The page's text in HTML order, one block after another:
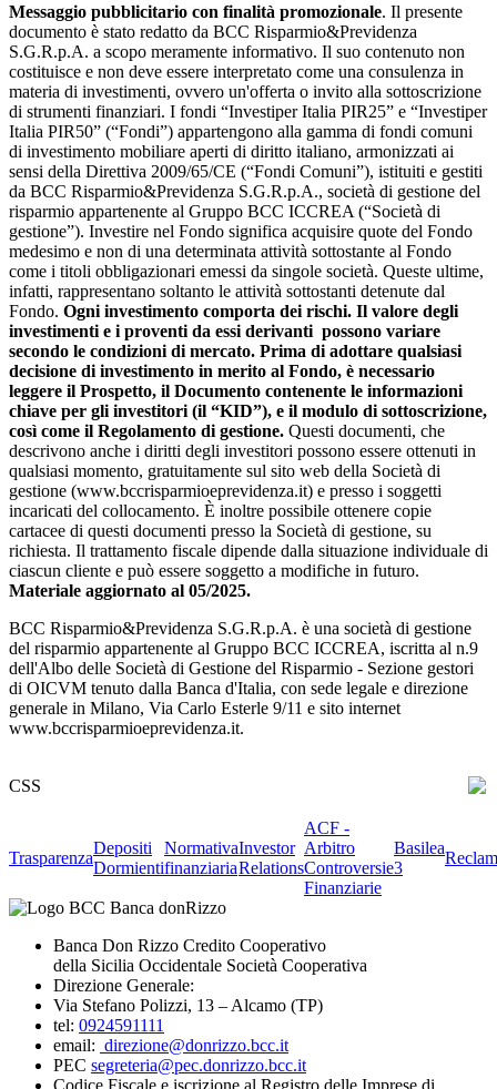
Messaggio pubblicitario con finalità promozionale. Il presente
documento è stato redatto da BCC Risparmio&Previdenza
S.G.R.p.A. a scopo meramente informativo. Il suo contenuto non
costituisce e non deve essere interpretato come una consulenza in
materia di investimenti, ovvero un'offerta o invito alla sottoscrizione
di strumenti finanziari. I fondi “Investiper Italia PIR25” e “Investiper
Italia PIR50” (“Fondi”) appartengono alla gamma di fondi comuni
di investimento mobiliare aperti di diritto italiano, armonizzati ai
sensi della Direttiva 2009/65/CE (“Fondi Comuni”), istituiti e gestiti
da BCC Risparmio&Previdenza S.G.R.p.A., società di gestione del
risparmio appartenente al Gruppo BCC ICCREA (“Società di
gestione”). Investire nel Fondo significa acquisire quote del Fondo
medesimo e non di una determinata attività sottostante al Fondo
come i titoli obbligazionari emessi da singole società. Queste ultime,
infatti, rappresentano soltanto le attività sottostanti detenute dal
Fondo. Ogni investimento comporta dei rischi. Il valore degli
investimenti e i proventi da essi derivanti possono variare
secondo le condizioni di mercato. Prima di adottare qualsiasi
decisione di investimento in merito al Fondo, è necessario
leggere il Prospetto, il Documento contenente le informazioni
chiave per gli investitori (il “KID”), e il modulo di sottoscrizione,
così come il Regolamento di gestione. Questi documenti, che
descrivono anche i diritti degli investitori possono essere ottenuti in
qualsiasi momento, gratuitamente sul sito web della Società di
gestione (www.bccrisparmioeprevidenza.it) e presso i soggetti
incaricati del collocamento. È inoltre possibile ottenere copie
cartacee di questi documenti presso la Società di gestione, su
richiesta. Il trattamento fiscale dipende dalla situazione individuale di
ciascun cliente e può essere soggetto a modifiche in futuro.
Materiale aggiornato al 05/2025.
BCC Risparmio&Previdenza S.G.R.p.A. è una società di gestione
del risparmio appartenente al Gruppo BCC ICCREA, iscritta al n.9
dell'Albo delle Società di Gestione del Risparmio - Sezione gestori
di OICVM tenuto dalla Banca d'Italia, con sede legale e direzione
generale in Milano, Via Carlo Esterle 9/11 e sito internet
www.bccrisparmioeprevidenza.it.
CSS
Trasparenza
Depositi
Dormienti
Normativa
finanziaria
Investor
Relations
ACF -
Arbitro
Controversie
Finanziarie
Basilea
3
Banca Don Rizzo Credito Cooperativo
della Sicilia Occidentale Società Cooperativa
Direzione Generale:
Via Stefano Polizzi, 13 – Alcamo (TP)
tel: 0924591111
email: direzione@donrizzo.bcc.it
PEC segreteria@pec.donrizzo.bcc.it
Codice Fiscale e iscrizione al Registro delle Imprese di